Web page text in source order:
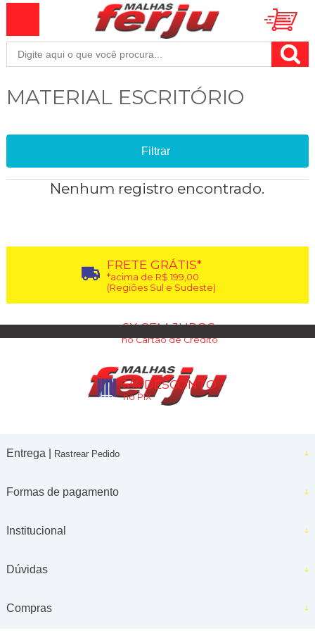
MATERIAL ESCRITÓRIO
Filtrar
Nenhum registro encontrado.
FRETE GRÁTIS*
*acima de R$ 199,00
(Regiões Sul e Sudeste)
6X SEM JUROS
no Cartão de Crédito
5% DESCONTO
no PIX
Entrega | Rastrear Pedido
Formas de pagamento
Institucional
Dúvidas
Compras